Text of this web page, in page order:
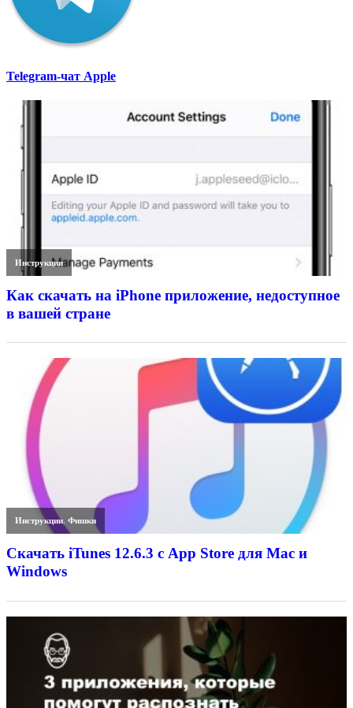
Telegram-чат Apple
Инструкции
Как скачать на iPhone приложение, недоступное
в вашей стране
Инструкции,Фишки
Скачать iTunes 12.6.3 с App Store для Mac и
Windows